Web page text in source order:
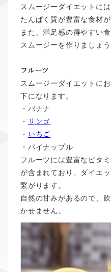
スムージーダイエットに
たんぱく質が豊富な食材が
また、満足感の得やすい
スムージーを作りましょう
フルーツ
スムージーダイエットに
下になります。
・バナナ
・ リンゴ
・ いちご
・パイナップル
フルーツには豊富なビタ
が含まれており、ダイエ
繋がります。
自然の甘みがあるので、
かせません。